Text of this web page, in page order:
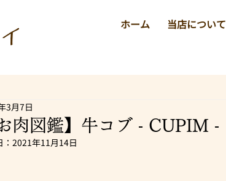
ホーム 当店について
お肉図鑑】牛コブ - CUPIM -
3月7日
：2021年11月14日